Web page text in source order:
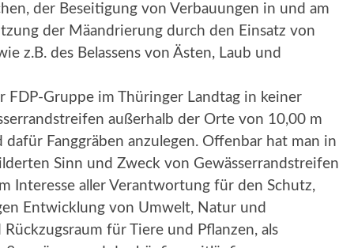
der Beseitigung von Verbauungen in und am
der Mäandrierung durch den Einsatz von
z.B. des Belassens von Ästen, Laub und
FDP-Gruppe im Thüringer Landtag in keiner
außerhalb der Orte von 10,00 m
Fanggräben anzulegen. Offenbar hat man in
Sinn und Zweck von Gewässerrandstreifen
Interesse aller Verantwortung für den Schutz,
Entwicklung von Umwelt, Natur und
Rückzugsraum für Tiere und Pflanzen, als